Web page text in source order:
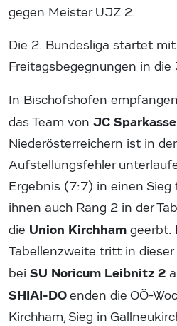
gegen Meister UJZ 2.
Die 2. Bundesliga startet
Freitagsbegegnungen in die
In Bischofshofen
das Team von JC
Niederösterreichern ist in
Aufstellungsfehler
Ergebnis (7:7) in einen Sieg
ihnen auch Rang 2 in der
die Union Kirchham geerbt.
Tabellenzweite tritt in dieser
bei SU Noricum Leibnitz 2
SHIAI-DOenden die OÖ-
Kirchham, Sieg in